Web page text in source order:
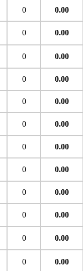
0 0.00
0 0.00
0 0.00
0 0.00
0 0.00
0 0.00
0 0.00
0 0.00
0 0.00
0 0.00
0 0.00
0 0.00